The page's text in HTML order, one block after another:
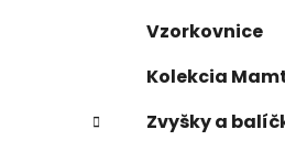
Vzorkovnice
Kolekcia
Zvyšky a